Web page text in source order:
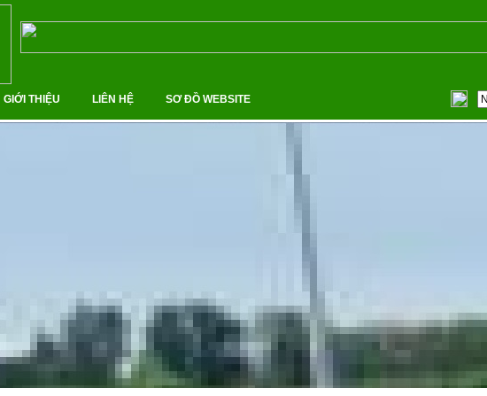
GIỚI THIỆU LIÊN HỆ SƠ ĐỒ WEBSITE